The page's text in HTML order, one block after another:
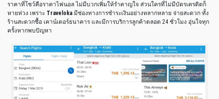
ราคาที่โชว์คือราคาไฟนอล ไม่มีบวกเพิ่มให้รำคาญใจ ส่วนใครที่ไม่มีบัตรเครดิตก็
หายห่วง เพราะ Traveloka มีช่องทางการชำระเงินอย่างหลากหลาย จ่ายสะดวก ทั้ง
ร้านสะดวกซื้อ เคาน์เตอร์ธนาคาร และมีการบริการลูกค้าตลอด 24 ชั่วโมง อุ่นใจทุก
ครั้งหากพบปัญหา